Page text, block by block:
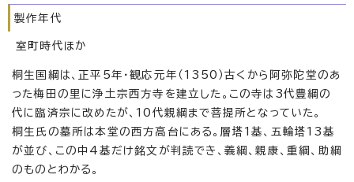
製作年代
室町時代ほか
桐生国綱は、正平5年・観応元年（1350）古くから阿弥陀堂のあ
った梅田の里に浄土宗西方寺を建立した。この寺は3代豊綱の
代に臨済宗に改めたが、10代親綱まで菩提所となっていた。
桐生氏の墓所は本堂の西方高台にある。層塔1基、五輪塔13基
が並び、この中4基だけ銘文が判読でき、義綱、親康、重綱、助綱
のものとわかる。